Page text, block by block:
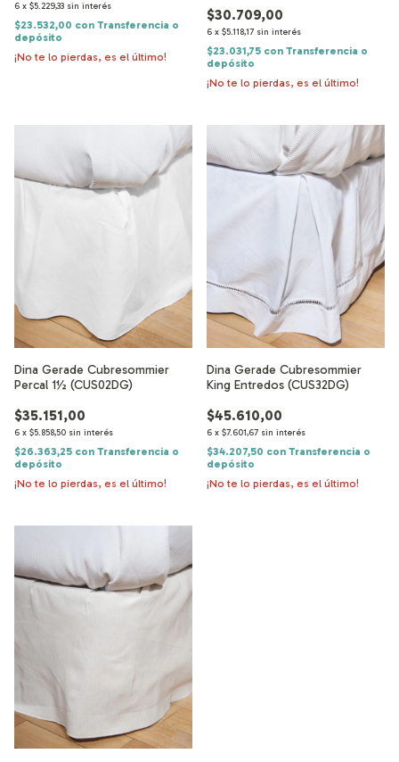
6 x $5.229,33 sin interés
$23.532,00 con Transferencia o
depósito
¡No te lo pierdas, es el último!
$30.709,00
6 x $5.118,17 sin interés
$23.031,75 con Transferencia o
depósito
¡No te lo pierdas, es el último!
Dina Gerade Cubresommier
Percal 1½ (CUS02DG)
$35.151,00
6 x $5.858,50 sin interés
$26.363,25 con Transferencia o
depósito
¡No te lo pierdas, es el último!
Dina Gerade Cubresommier
King Entredos (CUS32DG)
$45.610,00
6 x $7.601,67 sin interés
$34.207,50 con Transferencia o
depósito
¡No te lo pierdas, es el último!